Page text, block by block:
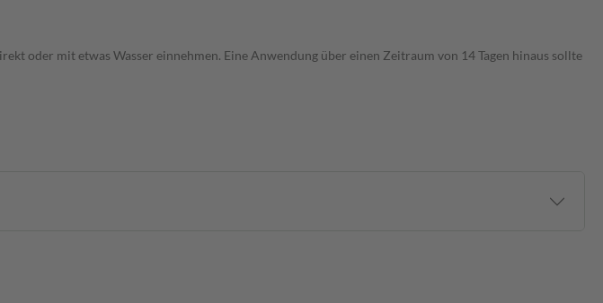
oder mit etwas Wasser einnehmen. Eine Anwendung über einen Zeitraum von 14 Tagen hinaus sollte